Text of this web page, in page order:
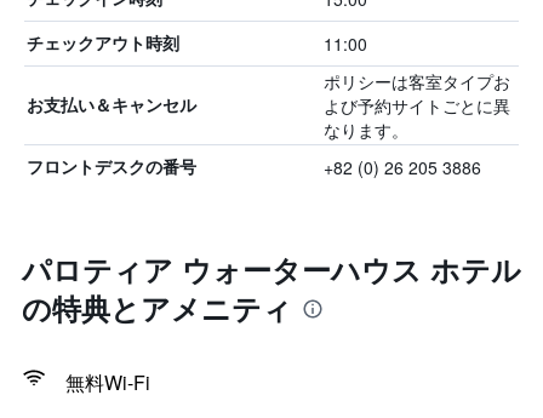
チェックアウト時刻 11:00
お支払い＆キャンセル
ポリシーは客室タイプお
よび予約サイトごとに異
なります。
フロントデスクの番号 +82 (0) 26 205 3886
パロティア ウォーターハウス ホテル
の特典とアメニティ
無料Wi-Fi